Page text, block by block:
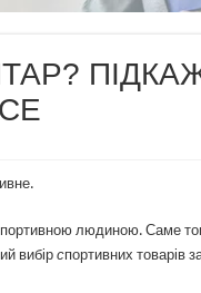
людиною. Саме
вибірспортивних товарів